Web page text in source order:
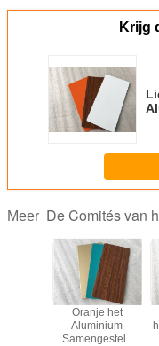
Krijg
Meer De Comités van
Oranje het
Aluminium
Samengesteld